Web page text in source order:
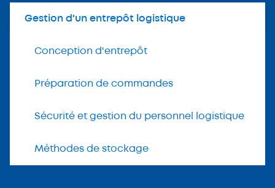
Gestion d'un entrepôt logistique
Conception d'entrepôt
Préparation de commandes
Sécurité et gestion du personnel logistique
Méthodes de stockage